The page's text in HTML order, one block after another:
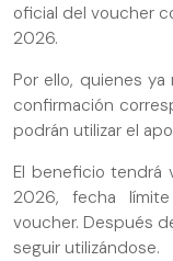
oficial del voucher
2026.
Por ello, quienes
confirmación
podrán utilizar el
El beneficio tendrá
2026, fecha
voucher. Después
seguir utilizándose.